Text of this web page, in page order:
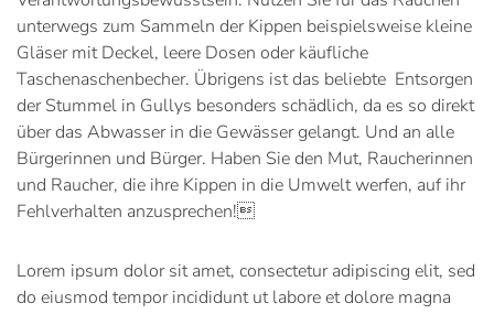
unterwegs zum Sammeln der Kippen beispielsweise kleine
Gläser mit Deckel, leere Dosen oder käufliche
Taschenaschenbecher. Übrigens ist das beliebte Entsorgen
der Stummel in Gullys besonders schädlich, da es so direkt
über das Abwasser in die Gewässer gelangt. Und an alle
Bürgerinnen und Bürger. Haben Sie den Mut, Raucherinnen
und Raucher, die ihre Kippen in die Umwelt werfen, auf ihr
Fehlverhalten anzusprechen!
Lorem ipsum dolor sit amet, consectetur adipiscing elit, sed
do eiusmod tempor incididunt ut labore et dolore magna